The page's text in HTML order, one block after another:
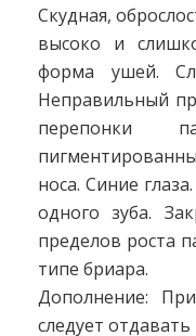
Скудная,
высоко и
форма ушей.
Неправильный
перепонки
носа. Синие
одного зуба.
пределов роста
типе бриара.
Дополнение:
следует